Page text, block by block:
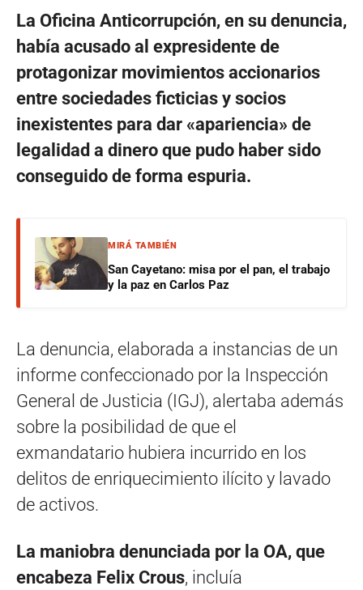
La Oficina Anticorrupción, en su denuncia,
había acusado al expresidente de
protagonizar movimientos accionarios
entre sociedades ficticias y socios
inexistentes para dar «apariencia» de
legalidad a dinero que pudo haber sido
conseguido de forma espuria.
MIRÁ TAMBIÉN
San Cayetano: misa por el pan, el trabajo
y la paz en Carlos Paz
La denuncia, elaborada a instancias de un
informe confeccionado por la Inspección
General de Justicia (IGJ), alertaba además
sobre la posibilidad de que el
exmandatario hubiera incurrido en los
delitos de enriquecimiento ilícito y lavado
de activos.
La maniobra denunciada por la OA, que
encabeza Felix Crous, incluía